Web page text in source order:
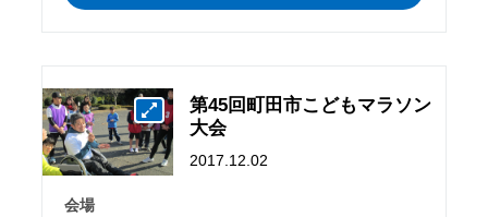
第45回町田市こどもマラソン
大会
2017.12.02
会場